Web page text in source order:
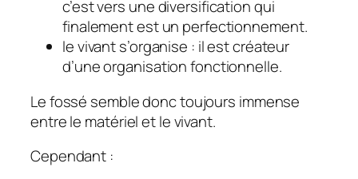
c’est vers une diversification qui
finalement est un perfectionnement.
le vivant s’organise : il est créateur
d’une organisation fonctionnelle.
Le fossé semble donc toujours immense
entre le matériel et le vivant.
Cependant :